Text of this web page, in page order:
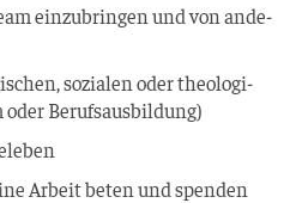
ein­zu­brin­gen und von ande­
sozia­len oder theo­lo­gi­
Berufsausbildung)
Arbeit beten und spenden